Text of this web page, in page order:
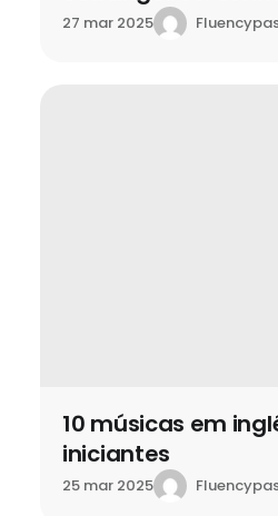
27 mar 2025
10 músicas em
iniciantes
25 mar 2025